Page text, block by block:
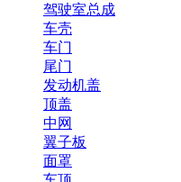
驾驶室总成
车壳
车门
尾门
发动机盖
顶盖
中网
翼子板
面罩